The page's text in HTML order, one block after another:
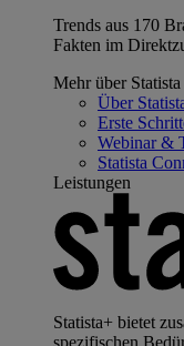
Trends aus 170
Fakten im
Mehr über Statista
Über
Erste
Webinar &
Statista
Leistungen
Statista+ bietet
spezifischen